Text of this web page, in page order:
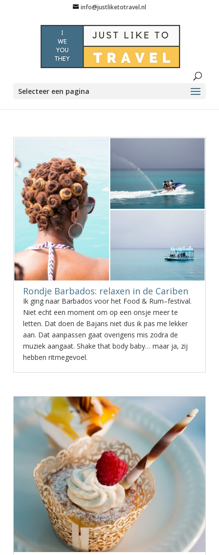
info@justliketotravel.nl
Selecteer een pagina
Rondje Barbados: relaxen in de Cariben
Ik ging naar Barbados voor het Food & Rum–festival.
Niet echt een moment om op een onsje meer te
letten. Dat doen de Bajans niet dus ik pas me lekker
aan. Dat aanpassen gaat overigens mis zodra de
muziek aangaat. Shake that body baby… maar ja, zij
hebben ritmegevoel.